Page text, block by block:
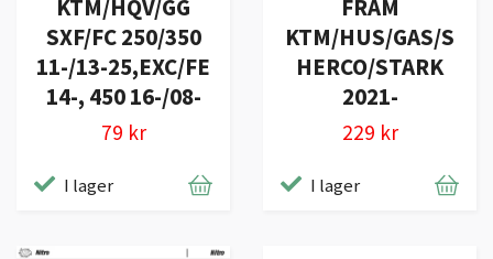
KTM/HQV/GG
SXF/FC 250/350
11-/13-25,EXC/FE
14-, 450 16-/08-
79 kr
I lager
FRAM
KTM/HUS/GAS/S
HERCO/STARK
2021-
229 kr
I lager